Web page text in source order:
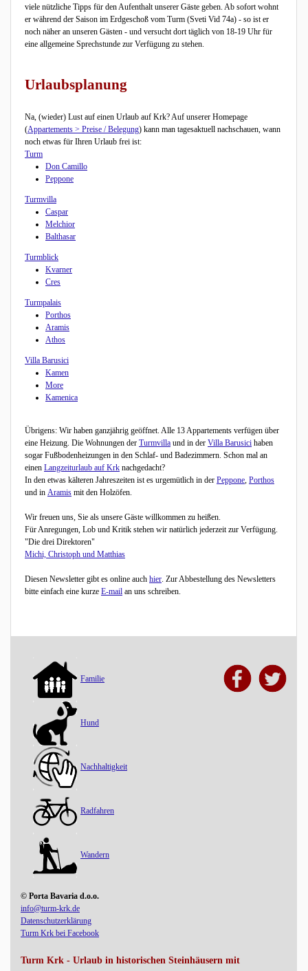
viele nützliche Tipps für den Aufenthalt unserer Gäste geben. Ab sofort wohnt
er während der Saison im Erdgeschoß vom Turm (Sveti Vid 74a) - so ist er
noch näher an unseren Gästen - und versucht dort täglich von 18-19 Uhr für
eine allgemeine Sprechstunde zur Verfügung zu stehen.
Urlaubsplanung
Na, (wieder) Lust auf einen Urlaub auf Krk? Auf unserer Homepage
(Appartements > Preise / Belegung) kann man tagesaktuell nachschauen, wann
noch etwas für Ihren Urlaub frei ist:
Turm
Don Camillo
Peppone
Turmvilla
Caspar
Melchior
Balthasar
Turmblick
Kvarner
Cres
Turmpalais
Porthos
Aramis
Athos
Villa Barusici
Kamen
More
Kamenica
Übrigens: Wir haben ganzjährig geöffnet. Alle 13 Appartements verfügen über
eine Heizung. Die Wohnungen der Turmvilla und in der Villa Barusici haben
sogar Fußbodenheizungen in den Schlaf- und Badezimmern. Schon mal an
einen Langzeiturlaub auf Krk nachgedacht?
In den etwas kälteren Jahreszeiten ist es urgemütlich in der Peppone Porthos
und in Aramis mit den Holzöfen.
Wir freuen uns, Sie als unsere Gäste willkommen zu heißen.
Für Anregungen, Lob und Kritik stehen wir natürlich jederzeit zur Verfügung.
"Die drei Direktoren"
Michi, Christoph und Matthias
Diesen Newsletter gibt es online auch hier . Zur Abbestellung des Newsletters
bitte einfach eine kurze E-mail an uns schreiben.
Familie
Hund
Nachhaltigkeit
Radfahren
Wandern
© Porta Bavaria d.o.o.
info@turm-krk.de
Datenschutzerklärung
Turm Krk bei Facebook
Turm Krk - Urlaub in historischen Steinhäusern mit